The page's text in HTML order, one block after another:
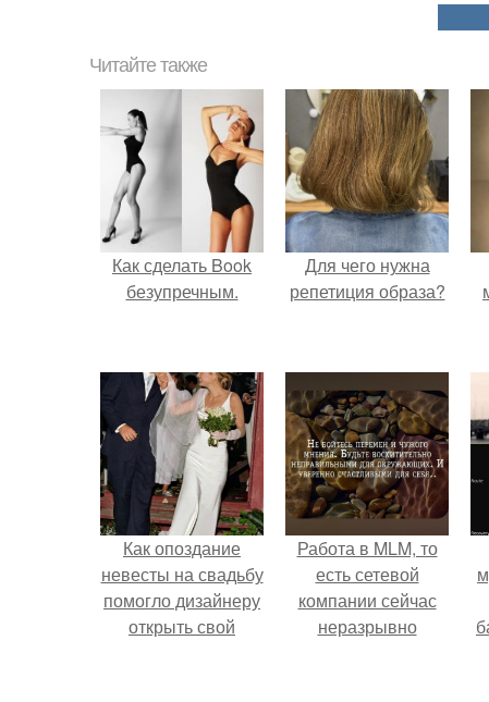
Читайте также
Как сделать Book
безупречным.
Для чего нужна
репетиция образа?
Как опоздание
невесты на свадьбу
помогло дизайнеру
открыть свой
Работа в MLM, то
есть сетевой
компании сейчас
неразрывно